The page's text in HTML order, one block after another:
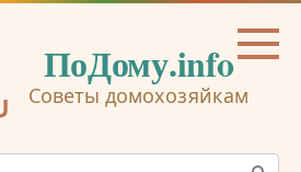
ПоДому.info
Советы домохозяйкам